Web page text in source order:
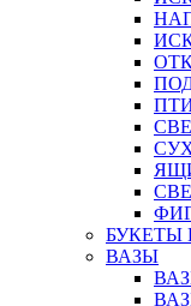
БУКЕТЫ
ВАЗЫ